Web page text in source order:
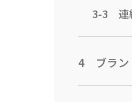
3-3 連
4 ブラン